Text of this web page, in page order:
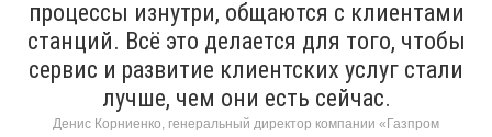
процессы изнутри, общаются с клиентами
станций. Всё это делается для того, чтобы
сервис и развитие клиентских услуг стали
лучше, чем они есть сейчас.
Денис Корниенко, генеральный директор компании «Газпром